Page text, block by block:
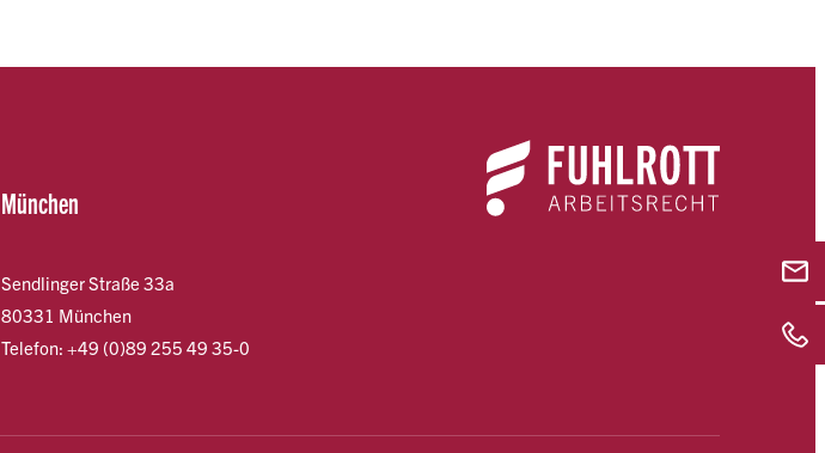
München
Sendlinger Straße 33a
80331 München
Telefon: +49 (0)89 255 49 35-0